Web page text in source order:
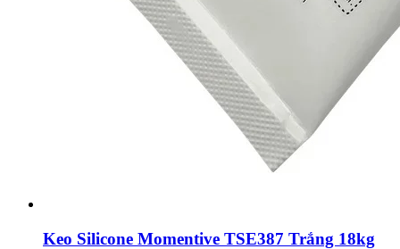
Keo Silicone Momentive TSE387 Trắng 18kg